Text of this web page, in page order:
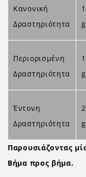
Κανονική
Δραστηριότητα
g
Περιορισμένη
Δραστηριότητα
g
Έντονη
Δραστηριότητα
g
Παρουσιάζοντας
Βήμα προς βήμα.